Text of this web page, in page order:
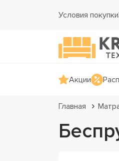
Условия покупки
Акции
Главная